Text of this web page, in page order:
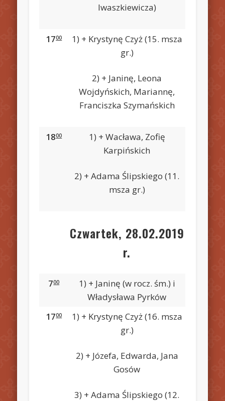
Iwaszkiewicza)
1700
1) + Krystynę Czyż (15. msza
gr.)
2) + Janinę, Leona
Wojdyńskich, Mariannę,
Franciszka Szymańskich
1800
1) + Wacława, Zofię
Karpińskich
2) + Adama Ślipskiego (11.
msza gr.)
Czwartek, 28.02.2019
r.
700
1) + Janinę (w rocz. śm.) i
Władysława Pyrków
1700
1) + Krystynę Czyż (16. msza
gr.)
2) + Józefa, Edwarda, Jana
Gosów
3) + Adama Ślipskiego (12.